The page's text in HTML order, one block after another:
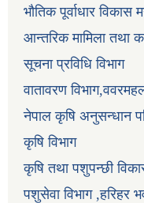
भौतिक पूर्वाधार
आन्तरिक मामिला तथा
सूचना प्रविधि विभाग
वातावरण
नेपाल कृषि अनुसन्धान
कृषि विभाग
कृषि तथा पशुपन्छी
पशुसेवा विभाग ,हरिहर